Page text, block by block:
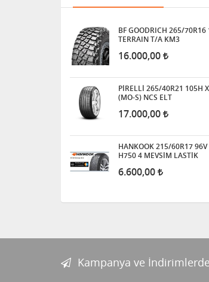
BF GOODRICH 265/
TERRAIN T/A KM3
16.000,00
PİRELLİ 265/40R21 105H
(MO-S) NCS ELT
17.000,00
HANKOOK 215/60R17 96V
H750 4 MEVSİM LASTİK
6.600,00
Kampanya ve